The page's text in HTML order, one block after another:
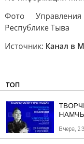
Фото
Республике Тыва
Источник: Канал в
ТОП
Вчера,